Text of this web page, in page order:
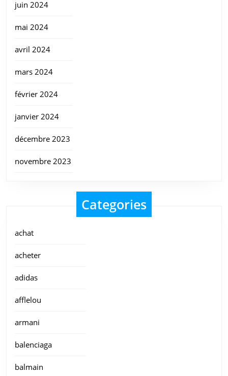
juin 2024
mai 2024
avril 2024
mars 2024
février 2024
janvier 2024
décembre 2023
novembre 2023
Categories
achat
acheter
adidas
afflelou
armani
balenciaga
balmain